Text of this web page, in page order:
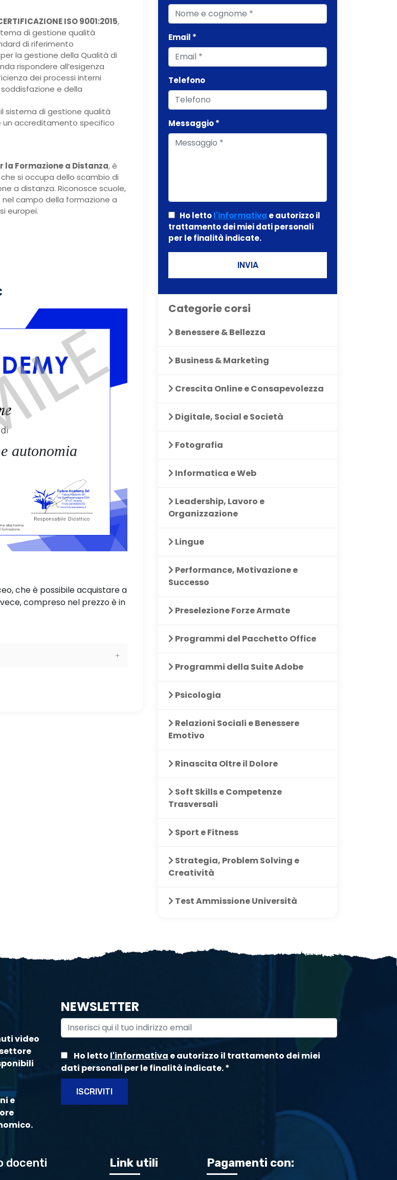
ISO 9001:2015,
di gestione qualità
di riferimento
la gestione della Qualità di
rispondere all’esigenza
dei processi interni
e della
sistema di gestione qualità
un accreditamento specifico
la Formazione a Distanza, è
si occupa dello scambio di
a distanza. Riconosce scuole,
campo della formazione a
europei.
autonomia
che è possibile acquistare a
compreso nel prezzo è in
Email *
Telefono
Messaggio *
Ho lettol'informativa e autorizzo il
trattamento dei miei dati personali
per le finalità indicate.
INVIA
Categorie corsi
Benessere & Bellezza
Business & Marketing
Crescita Online e Consapevolezza
Digitale, Social e Società
Fotografia
Informatica e Web
Leadership, Lavoro e
Organizzazione
Lingue
Performance, Motivazione e
Successo
Preselezione Forze Armate
Programmi del Pacchetto Office
Programmi della Suite Adobe
Psicologia
Relazioni Sociali e Benessere
Emotivo
Rinascita Oltre il Dolore
Soft Skills e Competenze
Trasversali
Sport e Fitness
Strategia, Problem Solving e
Creatività
Test Ammissione Università
video
e
NEWSLETTER
Ho letto l'informativa e autorizzo il trattamento dei miei
dati personali per le finalità indicate.*
ISCRIVITI
docenti Link utili Pagamenti con: